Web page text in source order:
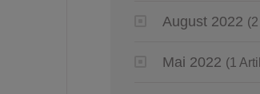
August 2022
Mai 2022 (1